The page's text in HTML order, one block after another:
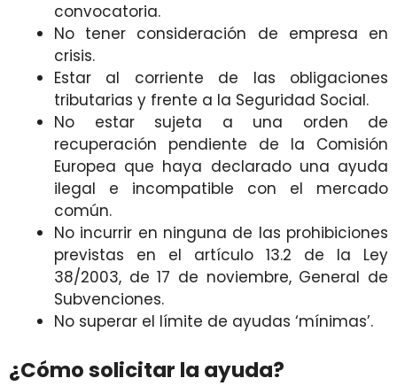
convocatoria.
No tener consideración de empresa en
crisis.
Estar al corriente de las obligaciones
tributarias y frente a la Seguridad Social.
No estar sujeta a una orden de
recuperación pendiente de la Comisión
Europea que haya declarado una ayuda
ilegal e incompatible con el mercado
común.
No incurrir en ninguna de las prohibiciones
previstas en el artículo 13.2 de la Ley
38/2003, de 17 de noviembre, General de
Subvenciones.
No superar el límite de ayudas ‘mínimas’.
¿Cómo solicitar la ayuda?